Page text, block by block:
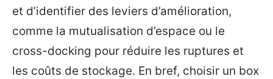
et d’identifier des leviers d’amélioration,
comme la mutualisation d’espace ou le
cross-docking pour réduire les ruptures et
les coûts de stockage. En bref, choisir un box